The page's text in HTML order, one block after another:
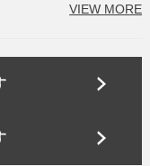
VIEW MORE